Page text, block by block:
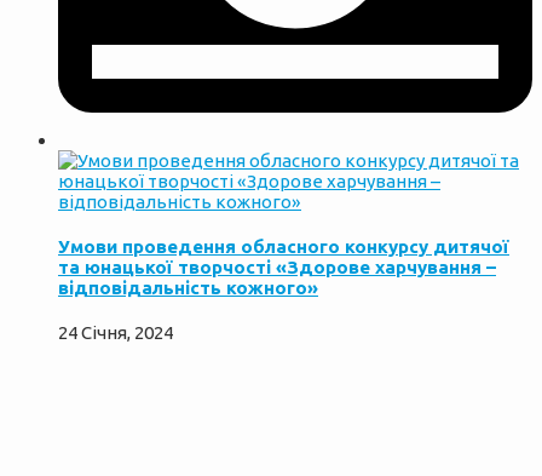
Умови проведення обласного конкурсу дитячої
та юнацької творчості «Здорове харчування –
відповідальність кожного»
24 Січня, 2024